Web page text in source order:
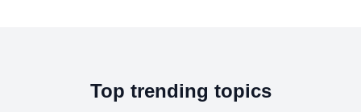
Top trending topics